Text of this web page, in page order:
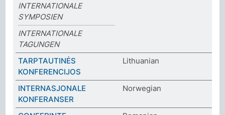
INTERNATIONALE
SYMPOSIEN
INTERNATIONALE
TAGUNGEN
TARPTAUTINĖS
KONFERENCIJOS
Lithuanian
INTERNASJONALE
KONFERANSER
Norwegian